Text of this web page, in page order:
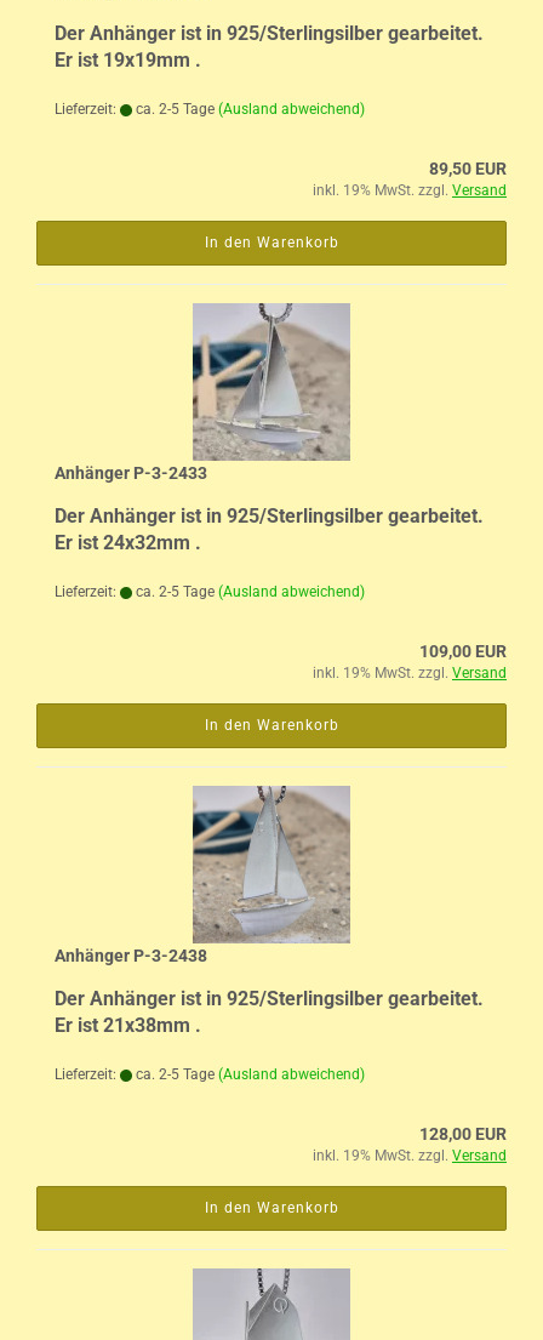
Der Anhänger ist in 925/Sterlingsilber gearbeitet.
Er ist 19x19mm .
Lieferzeit: ca. 2-5 Tage (Ausland abweichend)
89,50 EUR
inkl. 19% MwSt. zzgl. Versand
In den Warenkorb
Anhänger P-3-2433
Der Anhänger ist in 925/Sterlingsilber gearbeitet.
Er ist 24x32mm .
Lieferzeit: ca. 2-5 Tage (Ausland abweichend)
109,00 EUR
inkl. 19% MwSt. zzgl. Versand
In den Warenkorb
Anhänger P-3-2438
Der Anhänger ist in 925/Sterlingsilber gearbeitet.
Er ist 21x38mm .
Lieferzeit: ca. 2-5 Tage (Ausland abweichend)
128,00 EUR
inkl. 19% MwSt. zzgl. Versand
In den Warenkorb